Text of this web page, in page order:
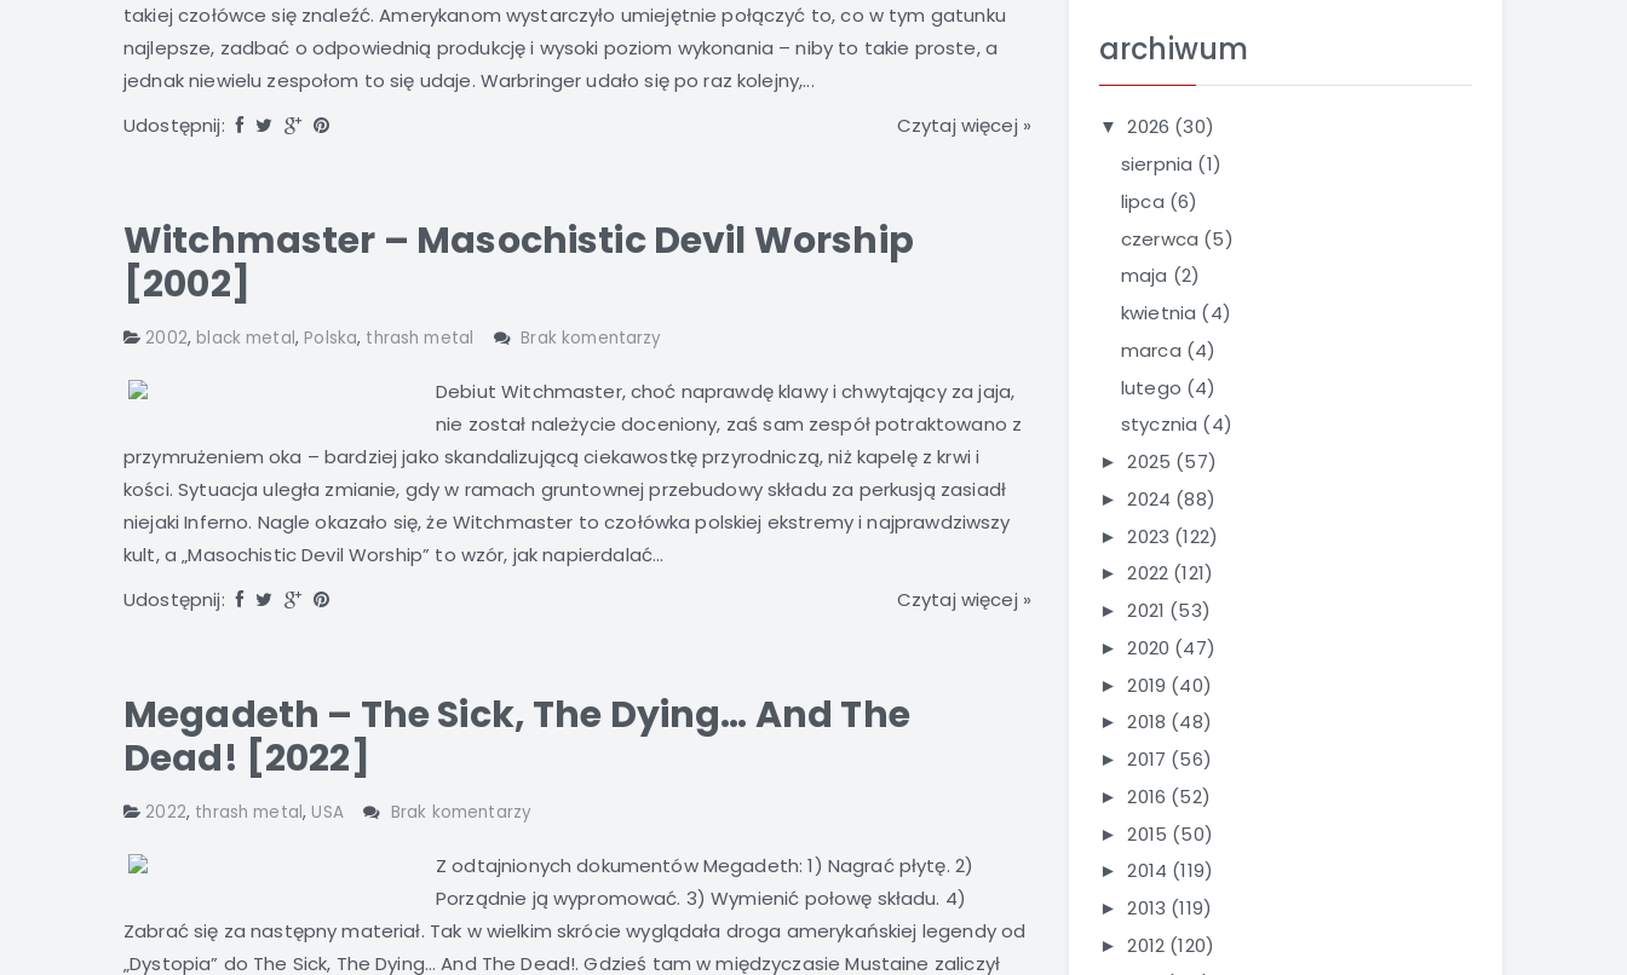
takiej czołówce się znaleźć. Amerykanom wystarczyło umiejętnie połączyć to, co w tym gatunku
najlepsze, zadbać o odpowiednią produkcję i wysoki poziom wykonania – niby to takie proste, a
jednak niewielu zespołom to się udaje. Warbringer udało się po raz kolejny,...
Udostępnij:
Czytaj więcej »
Witchmaster – Masochistic Devil Worship
[2002]
2002, black metal, Polska, thrash metal Brak komentarzy
Debiut Witchmaster, choć naprawdę klawy i chwytający za jaja,
nie został należycie doceniony, zaś sam zespół potraktowano z
przymrużeniem oka – bardziej jako skandalizującą ciekawostkę przyrodniczą, niż kapelę z krwi i
kości. Sytuacja uległa zmianie, gdy w ramach gruntownej przebudowy składu za perkusją zasiadł
niejaki Inferno. Nagle okazało się, że Witchmaster to czołówka polskiej ekstremy i najprawdziwszy
kult, a „Masochistic Devil Worship” to wzór, jak napierdalać...
Udostępnij:
Czytaj więcej »
Megadeth – The Sick, The Dying… And The
Dead! [2022]
2022, thrash metal, USA Brak komentarzy
Z odtajnionych dokumentów Megadeth: 1) Nagrać płytę. 2)
Porządnie ją wypromować. 3) Wymienić połowę składu. 4)
Zabrać się za następny materiał. Tak w wielkim skrócie wyglądała droga amerykańskiej legendy od
„Dystopia” do The Sick, The Dying… And The Dead!. Gdzieś tam w międzyczasie Mustaine zaliczył
archiwum
▼ 2026 (30)
sierpnia (1)
lipca (6)
czerwca (5)
maja (2)
kwietnia (4)
marca (4)
lutego (4)
stycznia (4)
► 2025 (57)
► 2024 (88)
► 2023 (122)
► 2022 (121)
► 2021 (53)
► 2020 (47)
► 2019 (40)
► 2018 (48)
► 2017 (56)
► 2016 (52)
► 2015 (50)
► 2014 (119)
► 2013 (119)
► 2012 (120)